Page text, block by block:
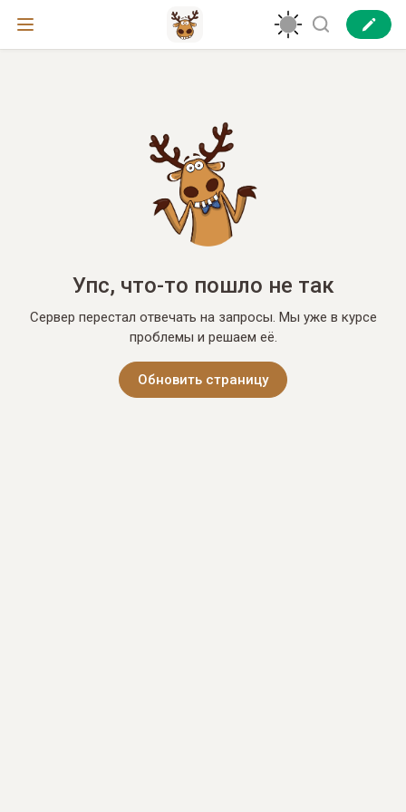
Упс, что-то пошло не так
Сервер перестал отвечать на запросы. Мы уже в курсе
проблемы и решаем её.
Обновить страницу